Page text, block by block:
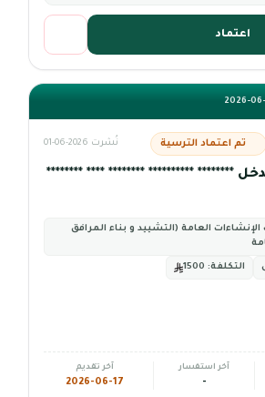
اعتماد
2026-06-
تم اعتماد الترسية نُشرت 2026-06-01
******** ********** ******** **** ********
الإنشاءات العامة (التشييد و بناء المرافق
التكلفة:
آخر استفسار
-
آخر تقديم
2026-06-17